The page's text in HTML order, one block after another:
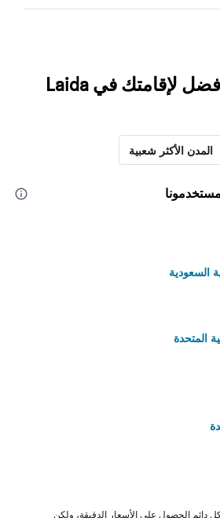
اعثر على نتائج أفضل لإقامتك في Laida
المدن الأكثر شعبية
السعودية
المتحدة